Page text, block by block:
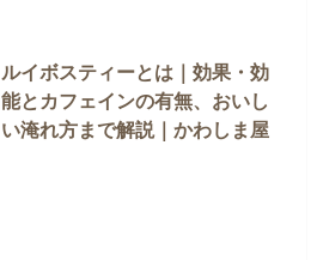
ルイボスティーとは｜効果・効
能とカフェインの有無、おいし
い淹れ方まで解説｜かわしま屋